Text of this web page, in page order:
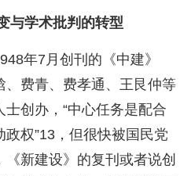
与学术批判的转型
年7月创刊的《中建》
、费青、费孝通、王艮仲等
创办，“中心任务是配合
权”13，但很快被国民党
新建设》的复刊或者说创